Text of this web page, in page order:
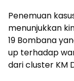
Penemuan
menunjukkan
19 Bombana
up terhadap
dari cluster KM